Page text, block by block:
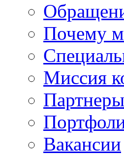
Почему
Миссия
Партнеры
Вакансии